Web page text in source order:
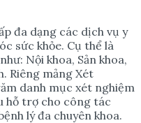
đa dạng các dịch vụ y
sức khỏe. Cụ thể là
Nội khoa, Sản khoa,
Riêng mảng Xét
danh mục xét nghiệm
hỗ trợ cho công tác
lý đa chuyên khoa.